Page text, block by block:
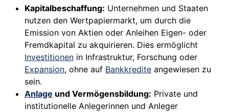
Kapitalbeschaffung: Unternehmen und Staaten
nutzen den Wertpapiermarkt, um durch die
Emission von Aktien oder Anleihen Eigen- oder
Fremdkapital zu akquirieren. Dies ermöglicht
Investitionen in Infrastruktur, Forschung oder
Expansion, ohne auf Bankkredite angewiesen zu
sein.
Anlage und Vermögensbildung: Private und
institutionelle Anlegerinnen und Anleger